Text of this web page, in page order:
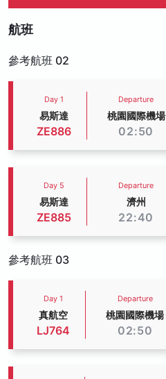
航班
參考航班 02
Day 1
易斯達
ZE886
Departure
桃園國際機場
02:50
Day 5
易斯達
ZE885
Departure
濟州
22:40
參考航班 03
Day 1
真航空
LJ764
Departure
桃園國際機場
02:50